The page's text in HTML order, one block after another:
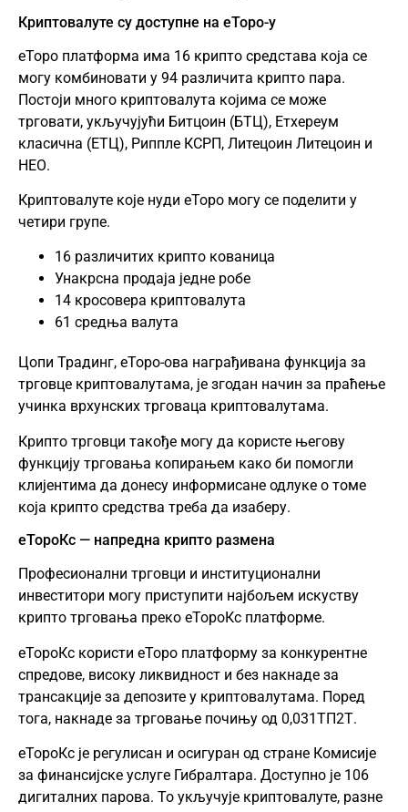
Криптовалуте су доступне на еТоро-у
еТоро платформа има 16 крипто средстава која се
могу комбиновати у 94 различита крипто пара.
Постоји много криптовалута којима се може
трговати, укључујући Битцоин (БТЦ), Етхереум
класична (ЕТЦ), Риппле КСРП, Литецоин Литецоин и
НЕО.
Криптовалуте које нуди еТоро могу се поделити у
четири групе.
16 различитих крипто кованица
Унакрсна продаја једне робе
14 кросовера криптовалута
61 средња валута
Цопи Традинг, еТоро-ова награђивана функција за
трговце криптовалутама, је згодан начин за праћење
учинка врхунских трговаца криптовалутама.
Крипто трговци такође могу да користе његову
функцију трговања копирањем како би помогли
клијентима да донесу информисане одлуке о томе
која крипто средства треба да изаберу.
еТороКс — напредна крипто размена
Професионални трговци и институционални
инвеститори могу приступити најбољем искуству
крипто трговања преко еТороКс платформе.
еТороКс користи еТоро платформу за конкурентне
спредове, високу ликвидност и без накнаде за
трансакције за депозите у криптовалутама. Поред
тога, накнаде за трговање почињу од 0,031ТП2Т.
еТороКс је регулисан и осигуран од стране Комисије
за финансијске услуге Гибралтара. Доступно је 106
дигиталних парова. То укључује криптовалуте, разне